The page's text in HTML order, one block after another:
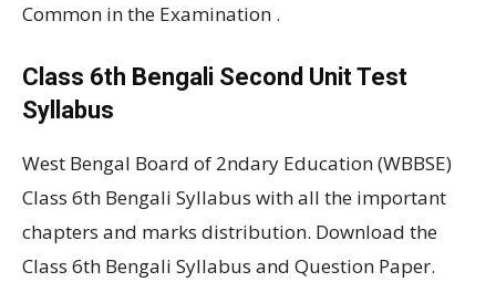
Common in the Examination .
Class 6th Bengali Second Unit Test
Syllabus
West Bengal Board of 2ndary Education (WBBSE)
Class 6th Bengali Syllabus with all the important
chapters and marks distribution. Download the
Class 6th Bengali Syllabus and Question Paper.